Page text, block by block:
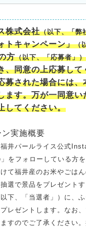
株式会社（以下、「弊
トキャンペーン」（
方（以下、「応募者」）
、同意の上応募して
募された場合には、
ます。万が一同意い
してください。
実施概要
井パールライス公式
をフォローしている方
て福井産のお米やごは
選で景品をプレゼント
下、「当選者」）に、
レゼントします。なお
すのでご了承ください